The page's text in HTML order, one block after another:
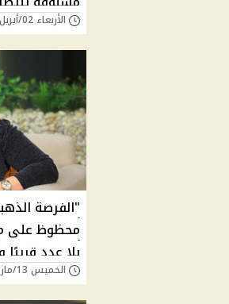
| هل أنت من
الأربعاء 02/أبريل/2025 - 10:38 م
"الفرصة
محظوظ على
بلا عدد
يابختك لو
الخميس 13/مارس/2025 - 10:00 م